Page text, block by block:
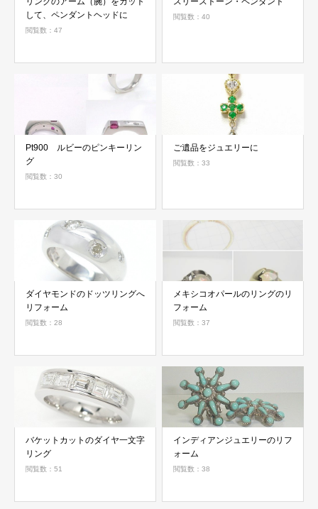
して、ペンダントヘッドに
閲覧数：47
閲覧数：40
Pt900 ルビーのピンキーリン
グ
閲覧数：30
ご遺品をジュエリーに
閲覧数：33
ダイヤモンドのドッツリングへ
リフォーム
閲覧数：28
メキシコオパールのリングのリ
フォーム
閲覧数：37
バケットカットのダイヤ一文字
リング
閲覧数：51
インディアンジュエリーのリフ
ォーム
閲覧数：38